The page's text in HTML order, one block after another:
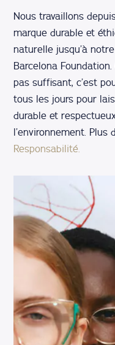
Nous travaillons
marque durable et
naturelle jusqu’à
Barcelona
pas suffisant, c’est
tous les jours pour
durable et
l’environnement. Plus
Responsabilité.